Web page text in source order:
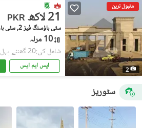
مقبول ترین
2
PKR 21 لاکھ
سٹی ہاؤسنگ فیز 2, سٹی ہاؤسنگ
10 مرلہ
شامل کی:20 گھنٹے پہل
ایس ایم ایس
سٹوریز